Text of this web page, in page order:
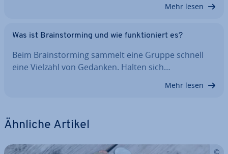
Mehr lesen
Was ist Brain­stor­ming und wie funk­tio­niert es?
Beim Brain­stor­ming sammelt eine Gruppe schnell
eine Vielzahl von Gedanken. Halten sich…
Mehr lesen
Ähnliche Artikel